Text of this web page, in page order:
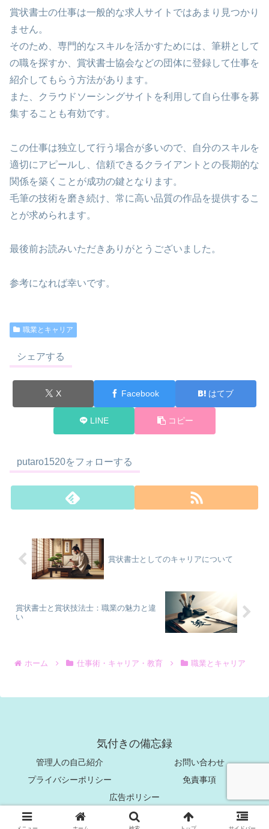
賞状書士の仕事は一般的な求人サイトではあまり見つかり
ません。
そのため、専門的なスキルを活かすためには、筆耕として
の職を探すか、賞状書士協会などの団体に登録して仕事を
紹介してもらう方法があります。
また、クラウドソーシングサイトを利用して自ら仕事を募
集することも有効です​。
この仕事は独立して行う場合が多いので、自分のスキルを
適切にアピールし、信頼できるクライアントとの長期的な
関係を築くことが成功の鍵となります。
毛筆の技術を磨き続け、常に高い品質の作品を提供するこ
とが求められます​。
最後前お読みいただきありがとうございました。
参考になれば幸いです。
職業とキャリア
シェアする
X Facebook はてブ
LINE コピー
putaro1520をフォローする
賞状書士としてのキャリアについて
賞状書士と賞状技法士：職業の魅力と違
い
ホーム 仕事術・キャリア・教育 職業とキャリア
気付きの備忘録
管理人の自己紹介
お問い合わせ
プライバシーポリシー
免責事項
広告ポリシー
© 2021 気付きの備忘録.